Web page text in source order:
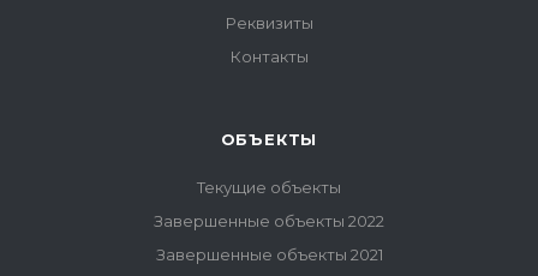
Реквизиты
Контакты
ОБЪЕКТЫ
Текущие объекты
Завершенные объекты 2022
Завершенные объекты 2021